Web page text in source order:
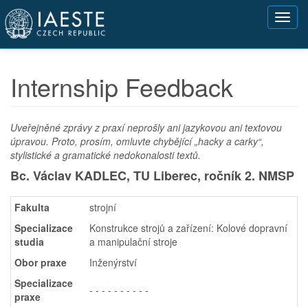
Přejít
hlavnímu
obsahu
Internship Feedback
Uveřejněné zprávy z praxí neprošly ani jazykovou ani textovou
úpravou. Proto, prosím, omluvte chybějící „hacky a carky“,
stylistické a gramatické nedokonalosti textů.
Bc. Václav KADLEC, TU Liberec, ročník 2. NMSP
Fakulta
strojní
Specializace
studia
Konstrukce strojů a zařízení: Kolové dopravní
a manipulační stroje
Obor praxe
Inženýrství
Specializace
praxe
- - - - - - - - - -